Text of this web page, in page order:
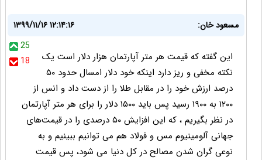
مسعود خان:
۱۳۹۹/۱۱/۱۶ ۱۲:۱۴:۱۶
25
18
این گفته که قیمت هر متر آپارتمان هزار دلار است یک
نکته مخفی و ریز دارد اینکه خود دلار امسال حدود ۵۰
درصد ارزش خود را در مقابل طلا را از دست داد و انس از
۱۲۰۰ به ۱۹۰۰ رسید پس باید ۱۵۰۰ دلار را برای هر متر آپارتمان
در نظر بگیریم ، که این افزایش ۵۰ درصدی را در قیمت‌های
جهانی آلومینیوم مس و فولاد هم می توانیم ببینیم و به
نوعی گران شدن مصالح در کل دنیا می شود، پس قیمت